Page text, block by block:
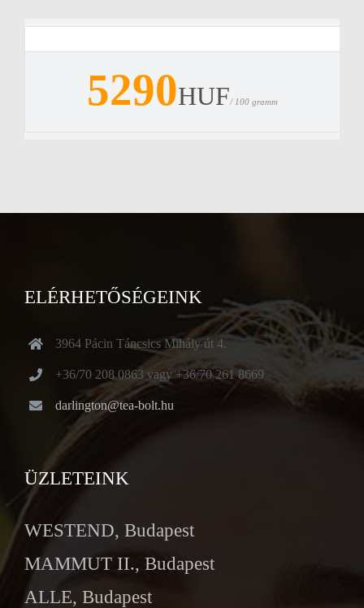
5290HUF/ 100 gramm
ELÉRHETŐSÉGEINK
3964 Pácin Táncsics Mihály út 4.
+36/70 208 0863 vagy +36/70 261 8669
darlington@tea-bolt.hu
ÜZLETEINK
WESTEND, Budapest
MAMMUT II., Budapest
ALLE, Budapest